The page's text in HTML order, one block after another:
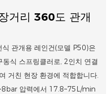
거리 360도 관개
관개용 레인건(모델 P50)은
식 스프링클러로, 2인치 연결
거친 현장 환경에 적합합니다.
압력에서 17.8~75L/min